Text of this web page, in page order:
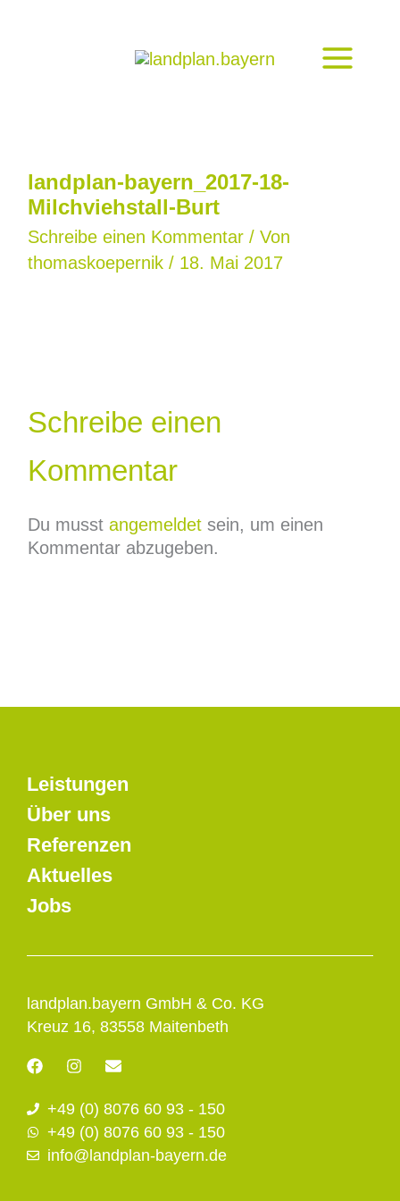
landplan-bayern_2017-18-
Milchviehstall-Burt
Schreibe einen Kommentar / Von
thomaskoepernik / 18. Mai 2017
Schreibe einen
Kommentar
Du musst angemeldetsein, um einen
Kommentar abzugeben.
landplan.bayern GmbH & Co. KG
Kreuz 16, 83558 Maitenbeth
F
a
e
b
o
o
I
n
t
a
g
r
E
e
l
o
p
+49 (0) 8076 60 93 - 150
+49 (0) 8076 60 93 - 150
info@landplan-bayern.de
Leistungen
Über uns
Referenzen
Aktuelles
Jobs